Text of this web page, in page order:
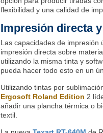
flexibilidad y una calidad de
Impresión directa
Las capacidades de impresión
impresión directa sobre
utilizando la misma tinta y
pueda hacer todo esto en un
Utilizando tintas por
Ergosoft Roland Edition 2
añadir una plancha térmica o
textil.